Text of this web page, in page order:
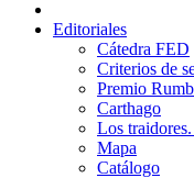
Editoriales
Cátedra FED
Criterios de
Premio
Carthago
Los
Mapa
Catálogo